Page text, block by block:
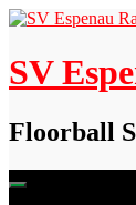
Skip
content
SV
Floorball